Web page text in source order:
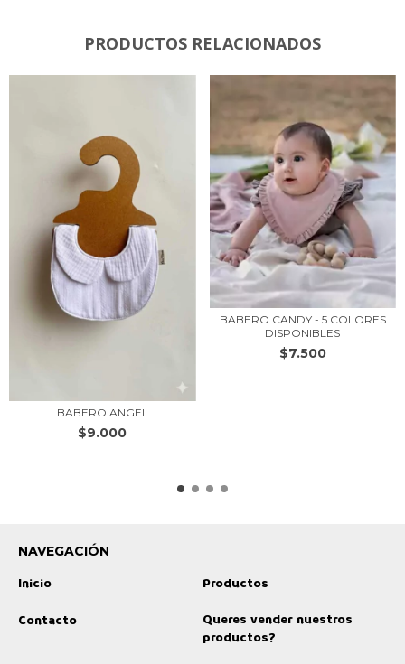
PRODUCTOS RELACIONADOS
BABERO ANGEL
$9.000
BABERO CANDY - 5 COLORES
DISPONIBLES
$7.500
NAVEGACIÓN
Inicio Productos
Contacto
Queres vender nuestros
productos?